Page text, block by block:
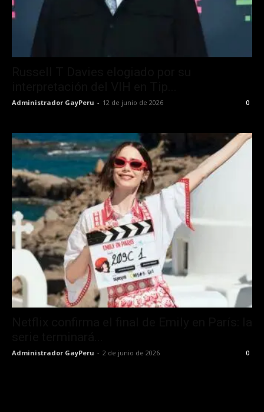
Administrador GayPeru - 12 de junio de 2026 0
Administrador GayPeru - 2 de junio de 2026 0